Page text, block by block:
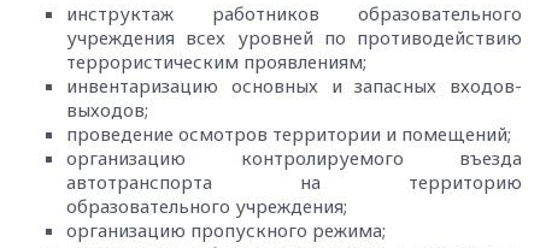
инструктаж работников образовательного
учреждения всех уровней по противодействию
террористическим проявлениям;
инвентаризацию основных и запасных входов-
выходов;
проведение осмотров территории и помещений;
организацию контролируемого въезда
автотранспорта на территорию
образовательного учреждения;
организацию пропускного режима;